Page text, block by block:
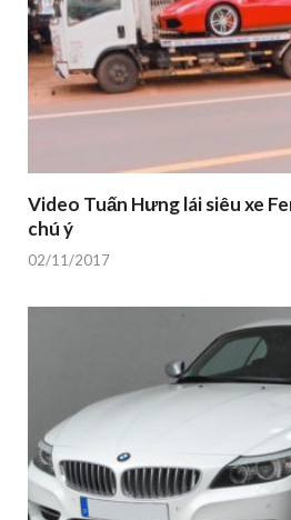
Video Tuấn Hưng lái siêu xe
chú ý
02/11/2017